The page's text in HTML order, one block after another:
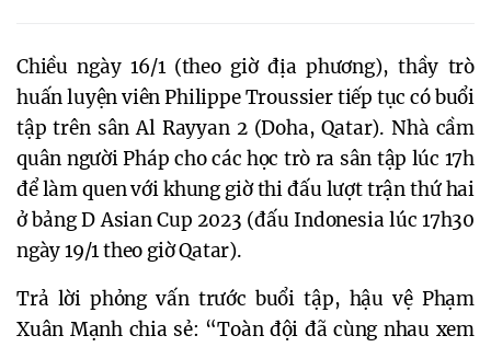
Chiều ngày 16/1 (theo giờ địa phương), thầy trò
huấn luyện viên Philippe Troussier tiếp tục có buổi
tập trên sân Al Rayyan 2 (Doha, Qatar). Nhà cầm
quân người Pháp cho các học trò ra sân tập lúc 17h
để làm quen với khung giờ thi đấu lượt trận thứ hai
ở bảng D Asian Cup 2023 (đấu Indonesia lúc 17h30
ngày 19/1 theo giờ Qatar).
Trả lời phỏng vấn trước buổi tập, hậu vệ Phạm
Xuân Mạnh chia sẻ: “Toàn đội đã cùng nhau xem